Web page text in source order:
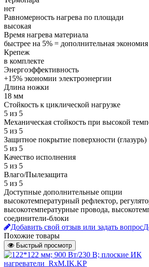
нет
Равномерность нагрева по площади
высокая
Время нагрева материала
быстрее на 5% = дополнительная
Крепеж
в комплекте
Энергоэффективность
+15% экономии электроэнергии
Длина ножки
18 мм
Стойкость к циклической нагрузке
5 из 5
Механическая стойкость при высокой
5 из 5
Защитное покрытие поверхности (глазурь)
5 из 5
Качество исполнения
5 из 5
Влаго/Пылезащита
5 из 5
Доступные дополнительные опции
высокотемпературный рефлектор,
высокотемпературные провода,
соединители-блоки
Добавить свой отзыв или задать вопрос
Похожие товары
Быстрый просмотр